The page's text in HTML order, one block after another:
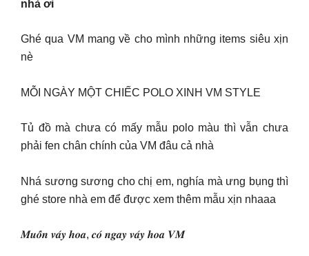
nhà ơi
Ghé qua VM mang về cho mình những items siêu xịn
nè
MỖI NGÀY MỘT CHIẾC POLO XINH VM STYLE
Tủ đồ mà chưa có mấy mẫu polo màu thì vẫn chưa
phải fen chân chính của VM đâu cả nhà
Nhá sương sương cho chị em, nghía mà ưng bụng thì
ghé store nhà em để được xem thêm mẫu xịn nhaaa
𝑴𝒖𝒐̂́𝒏 𝒗𝒂́𝒚 𝒉𝒐𝒂, 𝒄𝒐́ 𝒏𝒈𝒂𝒚 𝒗𝒂́𝒚 𝒉𝒐𝒂 𝑽𝑴